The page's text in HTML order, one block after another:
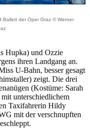
Ballett der Oper Graz © Werner
Hupka) und Ozzie
ihren Landgang an.
U-Bahn, besser gesagt
zeigt. Die drei
(Kostüme: Sarah
unterschiedlichem
Taxifahrerin Hildy
mit der verschnupften